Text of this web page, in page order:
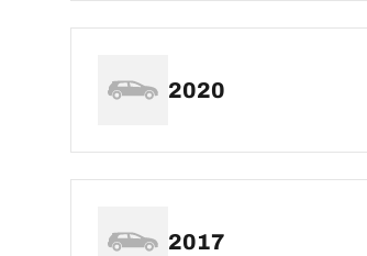
2020
2017